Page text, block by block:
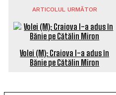
ARTICOLUL URMĂTOR
Volei (M): Craiova l-a adus în
Bănie pe Cătălin Miron